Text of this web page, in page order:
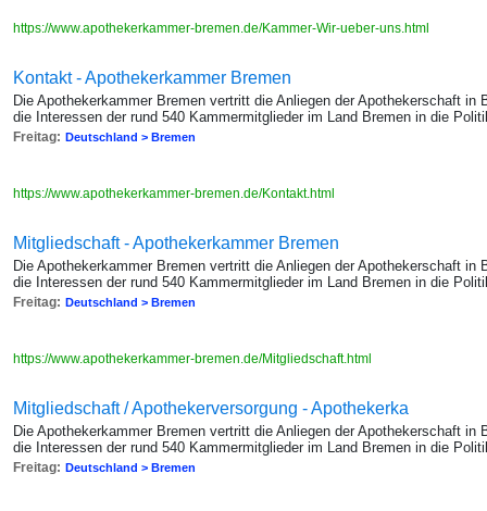
https://www.apothekerkammer-bremen.de/Kammer-Wir-ueber-uns.html
Kontakt - Apothekerkammer Bremen
Die Apothekerkammer Bremen vertritt die Anliegen der Apothekerschaft in
die Interessen der rund 540 Kammermitglieder im Land Bremen in die
Freitag: Deutschland > Bremen
https://www.apothekerkammer-bremen.de/Kontakt.html
Mitgliedschaft - Apothekerkammer Bremen
Die Apothekerkammer Bremen vertritt die Anliegen der Apothekerschaft in
die Interessen der rund 540 Kammermitglieder im Land Bremen in die
Freitag: Deutschland > Bremen
https://www.apothekerkammer-bremen.de/Mitgliedschaft.html
Mitgliedschaft / Apothekerversorgung - Apothekerka
Die Apothekerkammer Bremen vertritt die Anliegen der Apothekerschaft in
die Interessen der rund 540 Kammermitglieder im Land Bremen in die
Freitag: Deutschland > Bremen